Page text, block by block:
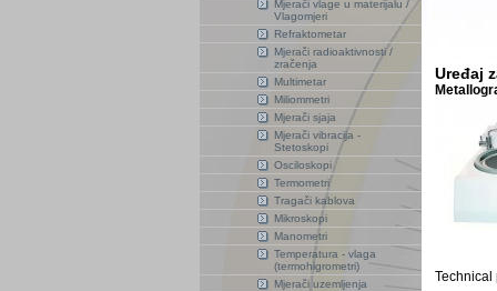
Mjerači vlage u materijalu /
Vlagomjeri
Refraktometar
Mjerači radioaktivnosti /
zračenja
Multimetar
Miliommetri
Mjerači sjaja
Mjerači vibracija -
Stetoskopi
Osciloskopi
Termometri
Tragači kablova
Mikroskopi
Manometri
Temperatura - vlaga
(termohigrometri)
Mjerači uzemljenja
Uređaj
Technical